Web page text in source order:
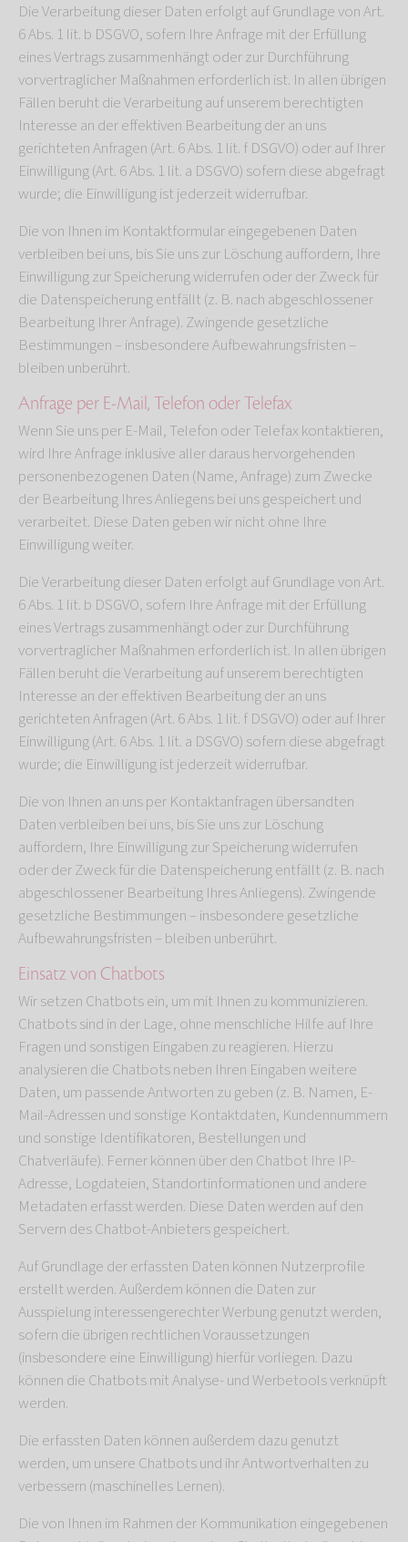
Die Verarbeitung dieser Daten erfolgt auf Grundlage von Art.
6 Abs. 1 lit. b DSGVO, sofern Ihre Anfrage mit der Erfüllung
eines Vertrags zusammenhängt oder zur Durchführung
vorvertraglicher Maßnahmen erforderlich ist. In allen übrigen
Fällen beruht die Verarbeitung auf unserem berechtigten
Interesse an der effektiven Bearbeitung der an uns
gerichteten Anfragen (Art. 6 Abs. 1 lit. f DSGVO) oder auf Ihrer
Einwilligung (Art. 6 Abs. 1 lit. a DSGVO) sofern diese abgefragt
wurde; die Einwilligung ist jederzeit widerrufbar.
Die von Ihnen im Kontaktformular eingegebenen Daten
verbleiben bei uns, bis Sie uns zur Löschung auffordern, Ihre
Einwilligung zur Speicherung widerrufen oder der Zweck für
die Datenspeicherung entfällt (z. B. nach abgeschlossener
Bearbeitung Ihrer Anfrage). Zwingende gesetzliche
Bestimmungen – insbesondere Aufbewahrungsfristen –
bleiben unberührt.
Anfrage per E-Mail, Telefon oder Telefax
Wenn Sie uns per E-Mail, Telefon oder Telefax kontaktieren,
wird Ihre Anfrage inklusive aller daraus hervorgehenden
personenbezogenen Daten (Name, Anfrage) zum Zwecke
der Bearbeitung Ihres Anliegens bei uns gespeichert und
verarbeitet. Diese Daten geben wir nicht ohne Ihre
Einwilligung weiter.
Die Verarbeitung dieser Daten erfolgt auf Grundlage von Art.
6 Abs. 1 lit. b DSGVO, sofern Ihre Anfrage mit der Erfüllung
eines Vertrags zusammenhängt oder zur Durchführung
vorvertraglicher Maßnahmen erforderlich ist. In allen übrigen
Fällen beruht die Verarbeitung auf unserem berechtigten
Interesse an der effektiven Bearbeitung der an uns
gerichteten Anfragen (Art. 6 Abs. 1 lit. f DSGVO) oder auf Ihrer
Einwilligung (Art. 6 Abs. 1 lit. a DSGVO) sofern diese abgefragt
wurde; die Einwilligung ist jederzeit widerrufbar.
Die von Ihnen an uns per Kontaktanfragen übersandten
Daten verbleiben bei uns, bis Sie uns zur Löschung
auffordern, Ihre Einwilligung zur Speicherung widerrufen
oder der Zweck für die Datenspeicherung entfällt (z. B. nach
abgeschlossener Bearbeitung Ihres Anliegens). Zwingende
gesetzliche Bestimmungen – insbesondere gesetzliche
Aufbewahrungsfristen – bleiben unberührt.
Einsatz von Chatbots
Wir setzen Chatbots ein, um mit Ihnen zu kommunizieren.
Chatbots sind in der Lage, ohne menschliche Hilfe auf Ihre
Fragen und sonstigen Eingaben zu reagieren. Hierzu
analysieren die Chatbots neben Ihren Eingaben weitere
Daten, um passende Antworten zu geben (z. B. Namen, E-
Mail-Adressen und sonstige Kontaktdaten, Kundennummern
und sonstige Identifikatoren, Bestellungen und
Chatverläufe). Ferner können über den Chatbot Ihre IP-
Adresse, Logdateien, Standortinformationen und andere
Metadaten erfasst werden. Diese Daten werden auf den
Servern des Chatbot-Anbieters gespeichert.
Auf Grundlage der erfassten Daten können Nutzerprofile
erstellt werden. Außerdem können die Daten zur
Ausspielung interessengerechter Werbung genutzt werden,
sofern die übrigen rechtlichen Voraussetzungen
(insbesondere eine Einwilligung) hierfür vorliegen. Dazu
können die Chatbots mit Analyse- und Werbetools verknüpft
werden.
Die erfassten Daten können außerdem dazu genutzt
werden, um unsere Chatbots und ihr Antwortverhalten zu
verbessern (maschinelles Lernen).
Die von Ihnen im Rahmen der Kommunikation eingegebenen